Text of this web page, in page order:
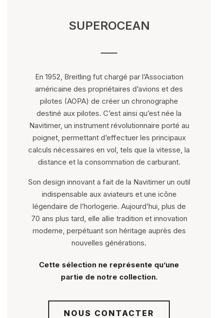
SUPEROCEAN
En 1952, Breitling fut chargé par l’Association
américaine des propriétaires d’avions et des
pilotes (AOPA) de créer un chronographe
destiné aux pilotes. C’est ainsi qu’est née la
Navitimer, un instrument révolutionnaire porté au
poignet, permettant d’effectuer les principaux
calculs nécessaires en vol, tels que la vitesse, la
distance et la consommation de carburant.
Son design innovant a fait de la Navitimer un outil
indispensable aux aviateurs et une icône
légendaire de l’horlogerie. Aujourd’hui, plus de
70 ans plus tard, elle allie tradition et innovation
moderne, perpétuant son héritage auprès des
nouvelles générations.
Cette sélection ne représente qu’une
partie de notre collection.
NOUS CONTACTER